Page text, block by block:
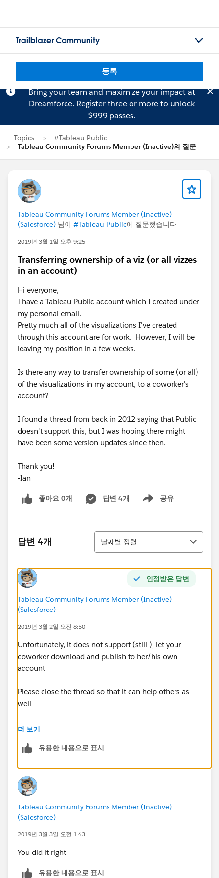
Trailblazer Community
등록
Bring your team and maximize your impact at
Dreamforce. Registerthree or more to unlock
$999 passes.
Topics
#Tableau Public
Tableau Community Forums Member (Inactive)의 질문
Tableau Community Forums Member (Inactive)
(Salesforce) 님이 #Tableau Public에 질문했습니다
2019년 3월 1일 오후 9:25
Transferring ownership of a viz (or all vizzes
in an account)
Hi everyone,
I have a Tableau Public account which I created under
my personal email.
Pretty much all of the visualizations I've created
through this account are for work. However, I will be
leaving my position in a few weeks.
Is there any way to transfer ownership of some (or all)
of the visualizations in my account, to a coworker's
account?
I found a thread from back in 2012 saying that Public
doesn't support this, but I was hoping there might
have been some version updates since then.
Thank you!
-Ian
좋아요 0개 답변 4개 공유
Show menu
답변 4개
정렬
날짜별 정렬
인정받은 답변
Tableau Community Forums Member (Inactive)
(Salesforce)
2019년 3월 2일 오전 8:50
Unfortunately, it does not support (still ), let your
coworker download and publish to her/his own
account
Please close the thread so that it can help others as
well
Ritesh
더 보기
유용한 내용으로 표시
Tableau Community Forums Member (Inactive)
(Salesforce)
2019년 3월 3일 오전 1:43
You did it right
유용한 내용으로 표시